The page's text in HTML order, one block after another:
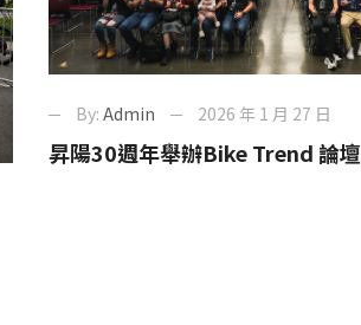
By: Admin 2026 年 1 月 27 日
昇陽30週年舉辦Bike Trend 論壇